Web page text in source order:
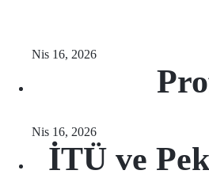
Nis 16, 2026
Nis 16, 2026
İTÜ ve